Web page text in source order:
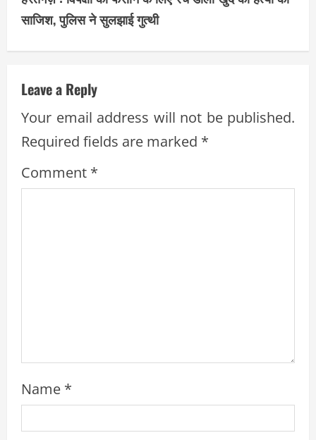
i
n
u
e
R
e
साजिश, पुलिस ने सुलझाई गुत्थी
Leave a Reply
Your email address will not be published.
Required fields are marked *
Comment *
Name *